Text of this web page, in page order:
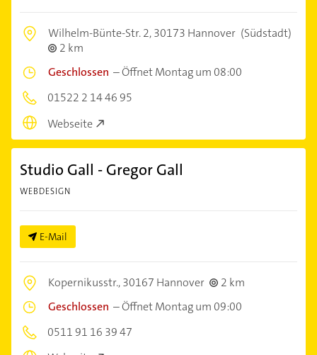
Wilhelm-Bünte-Str. 2,30173 Hannover (Südstadt)
2 km
Geschlossen –Öffnet Montag um 08:00
01522 2 14 46 95
Webseite
Studio Gall - Gregor Gall
WEBDESIGN
E-Mail
Kopernikusstr.,30167 Hannover
2 km
Geschlossen –Öffnet Montag um 09:00
0511 91 16 39 47